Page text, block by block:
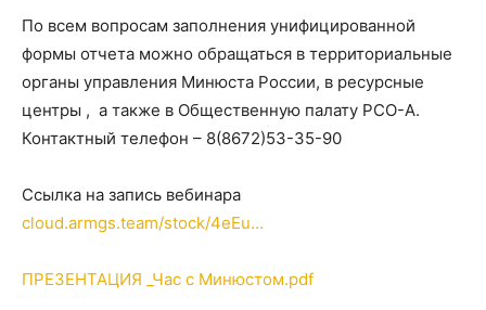
По всем вопросам заполнения унифицированной
формы отчета можно обращаться в территориальные
органы управления Минюста России, в ресурсные
центры , а также в Общественную палату РСО-А.
Контактный телефон – 8(8672)53-35-90
Ссылка на запись вебинара
cloud.armgs.team/stock/4eEu…
ПРЕЗЕНТАЦИЯ _Час с Минюстом.pdf